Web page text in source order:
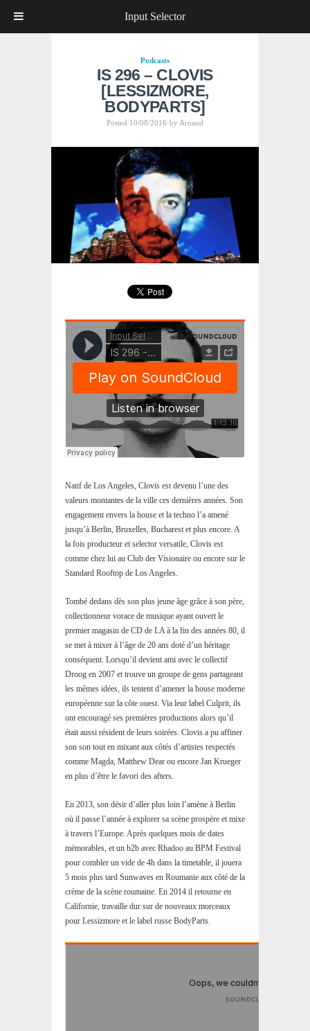
Podcasts
IS 296 – CLOVIS
[LESSIZMORE,
BODYPARTS]
Posted 10/08/2016 by Arnaud
Natif de Los Angeles, Clovis est devenu l’une des
valeurs montantes de la ville ces dernières années. Son
engagement envers la house et la techno l’a amené
jusqu’à Berlin, Bruxelles, Bucharest et plus encore. A
la fois producteur et selector versatile, Clovis est
comme chez lui au Club der Visionaire ou encore sur le
Standard Rooftop de Los Angeles.
Tombé dedans dès son plus jeune âge grâce à son père,
collectionneur vorace de musique ayant ouvert le
premier magasin de CD de LA à la fin des années 80, il
se met à mixer à l’âge de 20 ans doté d’un héritage
conséquent. Lorsqu’il devient ami avec le collectif
Droog en 2007 et trouve un groupe de gens partageant
les mêmes idées, ils tentent d’amener la house moderne
européenne sur la côte ouest. Via leur label Culprit, ils
ont encouragé ses premières productions alors qu’il
était aussi résident de leurs soirées. Clovis a pu affiner
son son tout en mixant aux côtés d’artistes respectés
comme Magda, Matthew Dear ou encore Jan Krueger
en plus d’être le favori des afters.
En 2013, son désir d’aller plus loin l’amène à Berlin
où il passe l’année à explorer sa scène prospère et mixe
à travers l’Europe. Après quelques mois de dates
mémorables, et un b2b avec Rhadoo au BPM Festival
pour combler un vide de 4h dans la timetable, il jouera
5 mois plus tard Sunwaves en Roumanie aux côté de la
crème de la scène roumaine. En 2014 il retourne en
Californie, travaille dur sur de nouveaux morceaux
pour Lessizmore et le label russe BodyParts.
Input Selector